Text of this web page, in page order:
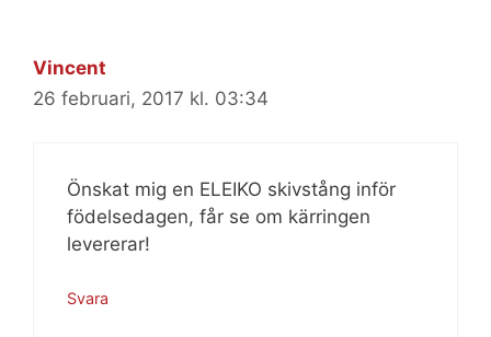
Vincent
26 februari, 2017 kl. 03:34
Önskat mig en ELEIKO skivstång inför
födelsedagen, får se om kärringen
levererar!
Svara